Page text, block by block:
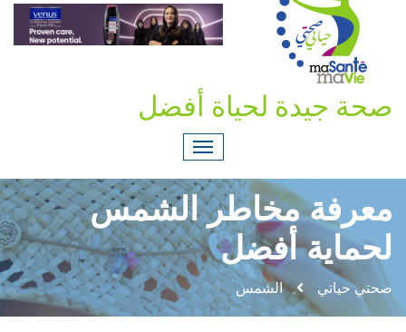
صحة جيدة لحياة أفضل
معرفة مخاطر الشمس
لحماية أفضل
صحتي حياتي الشمس